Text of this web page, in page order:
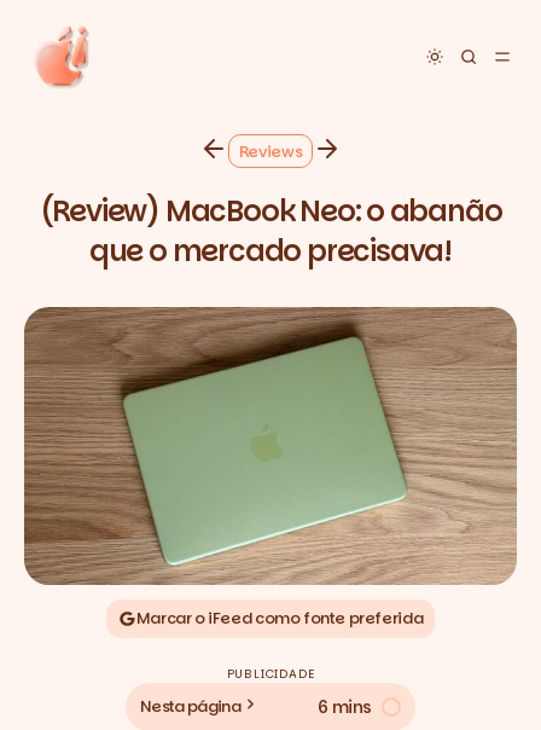
Toggle
Reviews
(Review) MacBook Neo: o abanão
que o mercado precisava!
Marcar o iFeed como fonte preferida
PUBLICIDADE
Nesta página 6 mins